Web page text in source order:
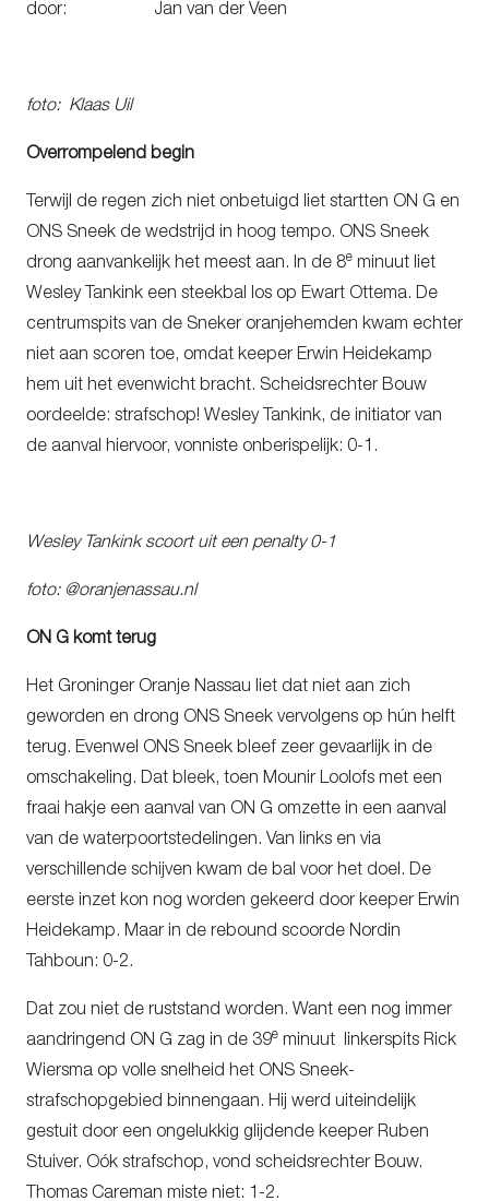
door: Jan van der Veen
foto: Klaas Uil
Overrompelend begin
Terwijl de regen zich niet onbetuigd liet startten ON G en
ONS Sneek de wedstrijd in hoog tempo. ONS Sneek
drong aanvankelijk het meest aan. In de 8e minuut liet
Wesley Tankink een steekbal los op Ewart Ottema. De
centrumspits van de Sneker oranjehemden kwam echter
niet aan scoren toe, omdat keeper Erwin Heidekamp
hem uit het evenwicht bracht. Scheidsrechter Bouw
oordeelde: strafschop! Wesley Tankink, de initiator van
de aanval hiervoor, vonniste onberispelijk: 0-1.
Wesley Tankink scoort uit een penalty 0-1
foto: @oranjenassau.nl
ON G komt terug
Het Groninger Oranje Nassau liet dat niet aan zich
geworden en drong ONS Sneek vervolgens op hún helft
terug. Evenwel ONS Sneek bleef zeer gevaarlijk in de
omschakeling. Dat bleek, toen Mounir Loolofs met een
fraai hakje een aanval van ON G omzette in een aanval
van de waterpoortstedelingen. Van links en via
verschillende schijven kwam de bal voor het doel. De
eerste inzet kon nog worden gekeerd door keeper Erwin
Heidekamp. Maar in de rebound scoorde Nordin
Tahboun: 0-2.
Dat zou niet de ruststand worden. Want een nog immer
aandringend ON G zag in de 39e minuut linkerspits Rick
Wiersma op volle snelheid het ONS Sneek-
strafschopgebied binnengaan. Hij werd uiteindelijk
gestuit door een ongelukkig glijdende keeper Ruben
Stuiver. Oók strafschop, vond scheidsrechter Bouw.
Thomas Careman miste niet: 1-2.